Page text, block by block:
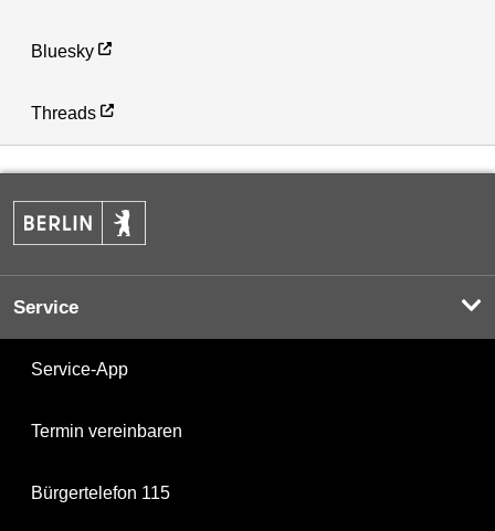
Bluesky
Threads
Service
Service-App
Termin vereinbaren
Bürgertelefon 115